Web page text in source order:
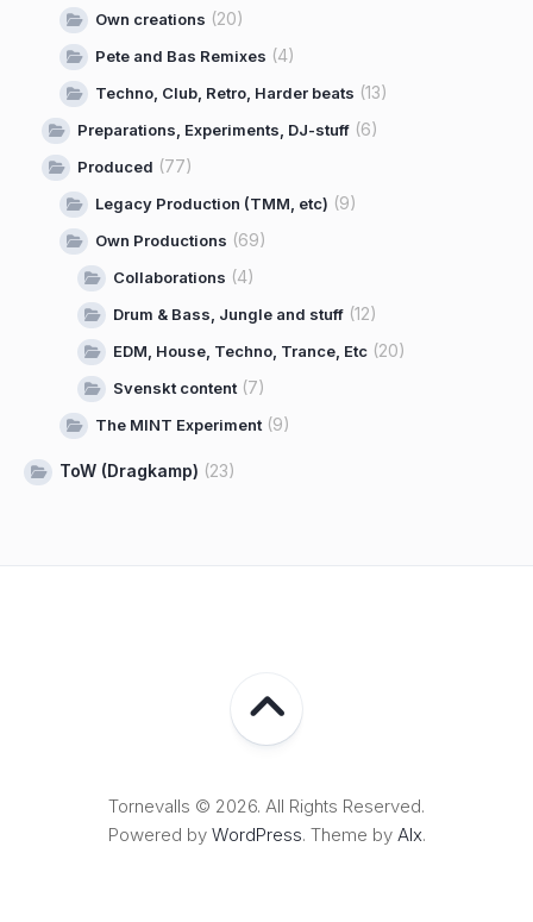
Own creations (20)
Pete and Bas Remixes (4)
Techno, Club, Retro, Harder beats (13)
Preparations, Experiments, DJ-stuff (6)
Produced (77)
Legacy Production (TMM, etc) (9)
Own Productions (69)
Collaborations (4)
Drum & Bass, Jungle and stuff (12)
EDM, House, Techno, Trance, Etc (20)
Svenskt content(7)
The MINT Experiment(9)
ToW (Dragkamp) (23)
Tornevalls © 2026. All Rights Reserved.
Powered by WordPress. Theme by Alx.